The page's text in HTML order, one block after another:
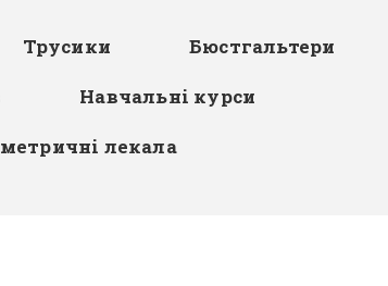
Трусики
Бюстгальтери
Навчальні курси
лекала